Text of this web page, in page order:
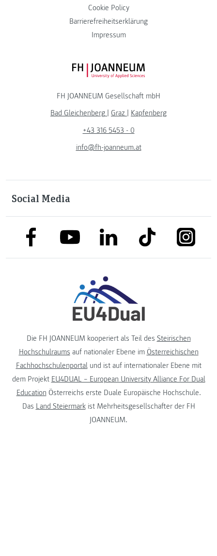
Cookie Policy
Barrierefreiheitserklärung
Impressum
FH JOANNEUM Logo
FH JOANNEUM Gesellschaft mbH
Bad Gleichenberg
Graz
Kapfenberg
+43 316 5453 - 0
info@fh-joanneum.at
Social Media
link to facebooklink to youtubelink to linkedinlink to tiktok
Die FH JOANNEUM kooperiert als Teil des Steirischen
Hochschulraums auf nationaler Ebene im Österreichischen
Fachhochschulenportalund ist auf internationaler Ebene mit
dem Projekt EU4DUAL – European University Alliance For Dual
Education Österreichs erste Duale Europäische Hochschule.
Das Land Steiermarkist Mehrheitsgesellschafter der FH
JOANNEUM.